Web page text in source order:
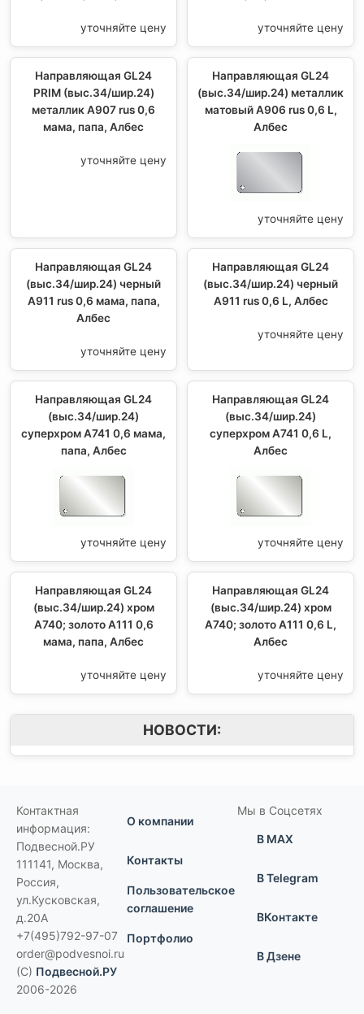
уточняйте цену уточняйте цену
Направляющая GL24
PRIM (выс.34/шир.24)
металлик А907 rus 0,6
мама, папа, Албес
уточняйте цену
Направляющая GL24
(выс.34/шир.24) металлик
матовый А906 rus 0,6 L,
Албес
уточняйте цену
Направляющая GL24
(выс.34/шир.24) черный
А911 rus 0,6 мама, папа,
Албес
уточняйте цену
Направляющая GL24
(выс.34/шир.24) черный
А911 rus 0,6 L, Албес
уточняйте цену
Направляющая GL24
(выс.34/шир.24)
суперхром А741 0,6 мама,
папа, Албес
уточняйте цену
Направляющая GL24
(выс.34/шир.24)
суперхром А741 0,6 L,
Албес
уточняйте цену
Направляющая GL24
(выс.34/шир.24) хром
А740; золото А111 0,6
мама, папа, Албес
уточняйте цену
Направляющая GL24
(выс.34/шир.24) хром
А740; золото А111 0,6 L,
Албес
уточняйте цену
НОВОСТИ:
Контактная
информация:
Подвесной.РУ
111141, Москва,
Россия,
ул.Кусковская,
д.20А
+7(495)792-97-07
order@podvesnoi.ru
(C) Подвесной.РУ
2006-2026
О компании
Контакты
Пользовательское
соглашение
Портфолио
Мы в Соцсетях
В MAX
В Telegram
ВКонтакте
В Дзене